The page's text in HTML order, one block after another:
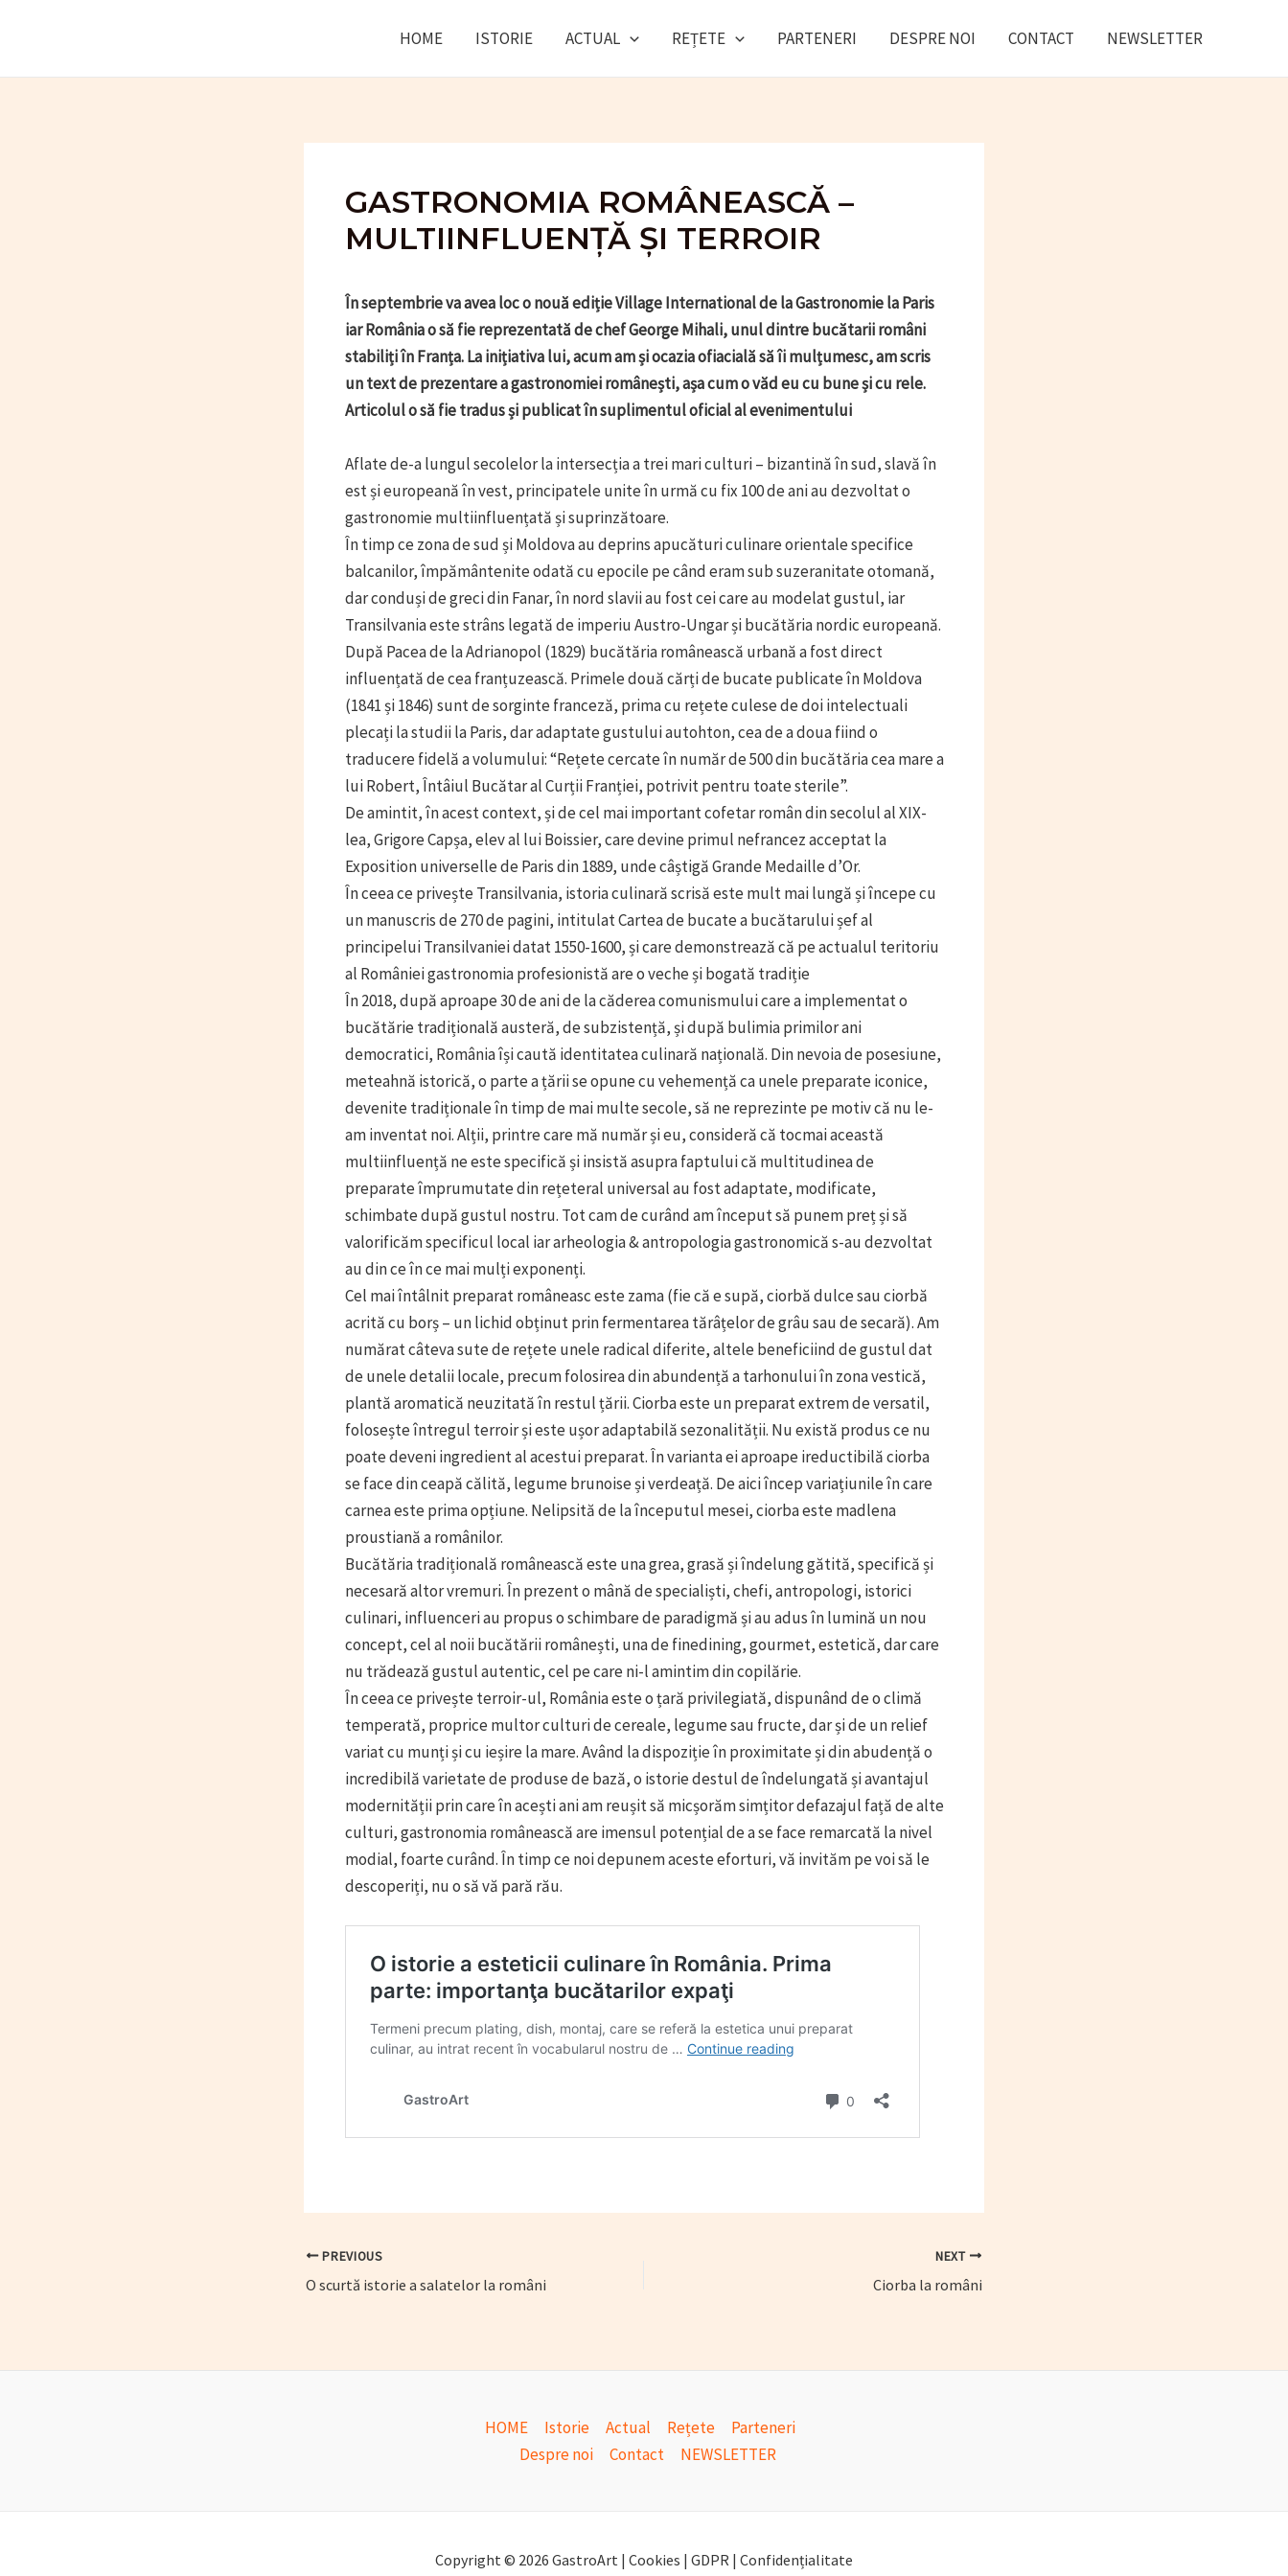
HOME ISTORIE ACTUAL REȚETE PARTENERI DESPRE NOI CONTACT NEWSLETTER
GASTRONOMIA ROMÂNEASCĂ –
MULTIINFLUENȚĂ ȘI TERROIR
În septembrie va avea loc o nouă ediție Village International de la Gastronomie la Paris
iar România o să fie reprezentată de chef George Mihali, unul dintre bucătarii români
stabiliți în Franța. La inițiativa lui, acum am și ocazia ofiacială să îi mulțumesc, am scris
un text de prezentare a gastronomiei românești, așa cum o văd eu cu bune și cu rele.
Articolul o să fie tradus și publicat în suplimentul oficial al evenimentului
Aflate de-a lungul secolelor la intersecția a trei mari culturi – bizantină în sud, slavă în
est și europeană în vest, principatele unite în urmă cu fix 100 de ani au dezvoltat o
gastronomie multiinfluențată și suprinzătoare.
În timp ce zona de sud și Moldova au deprins apucături culinare orientale specifice
balcanilor, împământenite odată cu epocile pe când eram sub suzeranitate otomană,
dar conduși de greci din Fanar, în nord slavii au fost cei care au modelat gustul, iar
Transilvania este strâns legată de imperiu Austro-Ungar și bucătăria nordic europeană.
După Pacea de la Adrianopol (1829) bucătăria românească urbană a fost direct
influențată de cea franțuzească. Primele două cărți de bucate publicate în Moldova
(1841 și 1846) sunt de sorginte franceză, prima cu rețete culese de doi intelectuali
plecați la studii la Paris, dar adaptate gustului autohton, cea de a doua fiind o
traducere fidelă a volumului: “Rețete cercate în număr de 500 din bucătăria cea mare a
lui Robert, Întâiul Bucătar al Curții Franției, potrivit pentru toate sterile”.
De amintit, în acest context, și de cel mai important cofetar român din secolul al XIX-
lea, Grigore Capșa, elev al lui Boissier, care devine primul nefrancez acceptat la
Exposition universelle de Paris din 1889, unde câștigă Grande Medaille d’Or.
În ceea ce privește Transilvania, istoria culinară scrisă este mult mai lungă și începe cu
un manuscris de 270 de pagini, intitulat Cartea de bucate a bucătarului șef al
principelui Transilvaniei datat 1550-1600, și care demonstrează că pe actualul teritoriu
al României gastronomia profesionistă are o veche și bogată tradiție
În 2018, după aproape 30 de ani de la căderea comunismului care a implementat o
bucătărie tradițională austeră, de subzistență, și după bulimia primilor ani
democratici, România își caută identitatea culinară națională. Din nevoia de posesiune,
meteahnă istorică, o parte a țării se opune cu vehemență ca unele preparate iconice,
devenite tradiționale în timp de mai multe secole, să ne reprezinte pe motiv că nu le-
am inventat noi. Alții, printre care mă număr și eu, consideră că tocmai această
multiinfluență ne este specifică și insistă asupra faptului că multitudinea de
preparate împrumutate din rețeteral universal au fost adaptate, modificate,
schimbate după gustul nostru. Tot cam de curând am început să punem preț și să
valorificăm specificul local iar arheologia & antropologia gastronomică s-au dezvoltat
au din ce în ce mai mulți exponenți.
Cel mai întâlnit preparat româneasc este zama (fie că e supă, ciorbă dulce sau ciorbă
acrită cu borș – un lichid obținut prin fermentarea tărâțelor de grâu sau de secară). Am
numărat câteva sute de rețete unele radical diferite, altele beneficiind de gustul dat
de unele detalii locale, precum folosirea din abundență a tarhonului în zona vestică,
plantă aromatică neuzitată în restul țării. Ciorba este un preparat extrem de versatil,
folosește întregul terroir și este ușor adaptabilă sezonalității. Nu există produs ce nu
poate deveni ingredient al acestui preparat. În varianta ei aproape ireductibilă ciorba
se face din ceapă călită, legume brunoise și verdeață. De aici încep variațiunile în care
carnea este prima opțiune. Nelipsită de la începutul mesei, ciorba este madlena
proustiană a românilor.
Bucătăria tradițională românească este una grea, grasă și îndelung gătită, specifică și
necesară altor vremuri. În prezent o mână de specialiști, chefi, antropologi, istorici
culinari, influenceri au propus o schimbare de paradigmă și au adus în lumină un nou
concept, cel al noii bucătării românești, una de finedining, gourmet, estetică, dar care
nu trădează gustul autentic, cel pe care ni-l amintim din copilărie.
În ceea ce privește terroir-ul, România este o țară privilegiată, dispunând de o climă
temperată, proprice multor culturi de cereale, legume sau fructe, dar și de un relief
variat cu munți și cu ieșire la mare. Având la dispoziție în proximitate și din abudență o
incredibilă varietate de produse de bază, o istorie destul de îndelungată și avantajul
modernității prin care în acești ani am reușit să micșorăm simțitor defazajul față de alte
culturi, gastronomia românească are imensul potențial de a se face remarcată la nivel
modial, foarte curând. În timp ce noi depunem aceste eforturi, vă invităm pe voi să le
descoperiți, nu o să vă pară rău.
Post
navigation
PREVIOUS
O scurtă istorie a salatelor la români
NEXT
Ciorba la români
HOME Istorie Actual Rețete
Parteneri
Despre noi
Contact NEWSLETTER
Copyright © 2026 GastroArt | Cookies | GDPR | Confidențialitate